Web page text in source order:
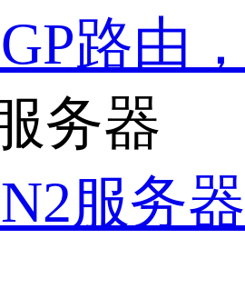
路由
务器
服务器